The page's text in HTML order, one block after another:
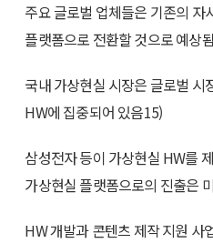
주요 글로벌 업체들은 기존의 자
플랫폼으로 전환할 것으로 예상됨
국내 가상현실 시장은 글로벌
HW에 집중되어 있음15)
삼성전자 등이 가상현실 HW를
가상현실 플랫폼으로의 진출은
HW 개발과 콘텐츠 제작 지원 사